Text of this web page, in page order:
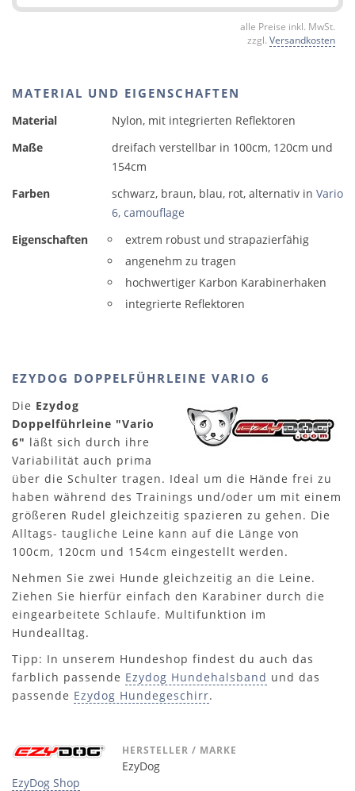
alle Preise inkl. MwSt.
zzgl. Versandkosten
MATERIAL UND EIGENSCHAFTEN
Material
Nylon, mit integrierten Reflektoren
Maße
dreifach verstellbar in 100cm, 120cm und
154cm
Farben
schwarz, braun, blau, rot, alternativ in Vario
6, camouflage
Eigenschaften
extrem robust und strapazierfähig
angenehm zu tragen
hochwertiger Karbon Karabinerhaken
integrierte Reflektoren
EZYDOG DOPPELFÜHRLEINE VARIO 6
Die Ezydog
Doppelführleine "Vario
6" läßt sich durch ihre
Variabilität auch prima
über die Schulter tragen. Ideal um die Hände frei zu
haben während des Trainings und/oder um mit einem
größeren Rudel gleichzeitig spazieren zu gehen. Die
Alltags- taugliche Leine kann auf die Länge von
100cm, 120cm und 154cm eingestellt werden.
Nehmen Sie zwei Hunde gleichzeitig an die Leine.
Ziehen Sie hierfür einfach den Karabiner durch die
eingearbeitete Schlaufe. Multifunktion im
Hundealltag.
Tipp: In unserem Hundeshop findest du auch das
farblich passende Ezydog Hundehalsband und das
passende Ezydog Hundegeschirr.
HERSTELLER / MARKE
EzyDog
EzyDog Shop